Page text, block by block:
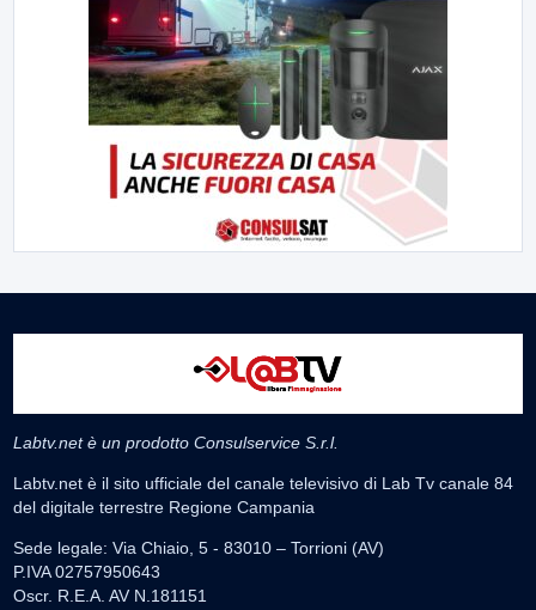
Labtv.net è un prodotto Consulservice S.r.l.
Labtv.net è il sito ufficiale del canale televisivo di Lab Tv canale 84
del digitale terrestre Regione Campania
Sede legale: Via Chiaio, 5 - 83010 – Torrioni (AV)
P.IVA 02757950643
Oscr. R.E.A. AV N.181151